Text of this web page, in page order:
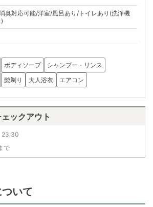
臭対応可能/洋室/風呂あり/トイレあり(洗浄機
ボディソープ
シャンプー・リンス
髭剃り 大人浴衣 エアコン
ックアウト
23:30
で
いて